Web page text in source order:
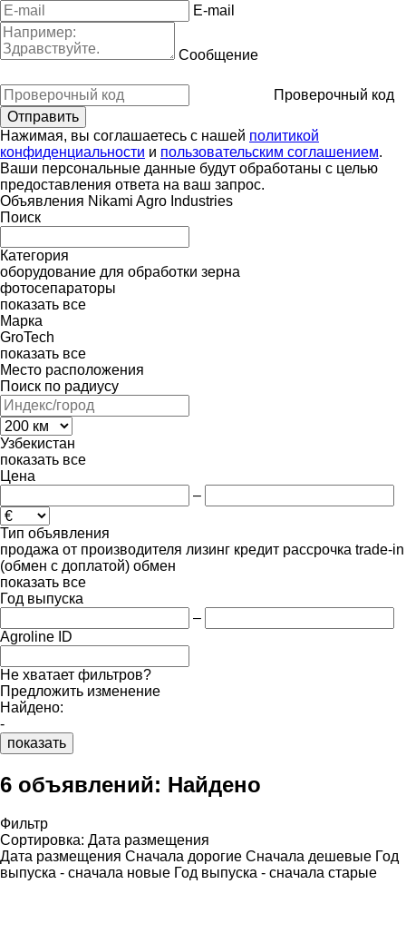
E-mail
Сообщение
Проверочный код
Нажимая, вы соглашаетесь с нашей политикой
конфиденциальности и пользовательским соглашением.
Ваши персональные данные будут обработаны с целью
предоставления ответа на ваш запрос.
Объявления Nikami Agro Industries
Поиск
Категория
оборудование для обработки зерна
фотосепараторы
показать все
Марка
GroTech
показать все
Место расположения
Поиск по радиусу
Узбекистан
показать все
Цена
–
Тип объявления
продажа от производителя лизинг кредит рассрочка trade-in
(обмен с доплатой) обмен
показать все
Год выпуска
–
Agroline ID
Не хватает фильтров?
Предложить изменение
Найдено:
-
показать
6 объявлений: Найдено
Фильтр
Сортировка: Дата размещения
Дата размещения Сначала дорогие Сначала дешевые Год
выпуска - сначала новые Год выпуска - сначала старые